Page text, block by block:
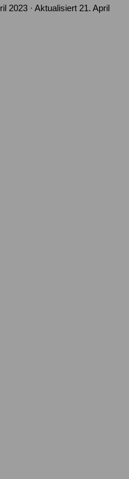
2023 · Aktualisiert 21. April